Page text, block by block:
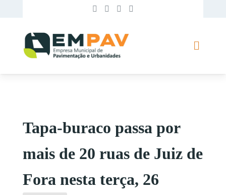
Tapa-buraco passa por
mais de 20 ruas de Juiz de
Fora nesta terça, 26